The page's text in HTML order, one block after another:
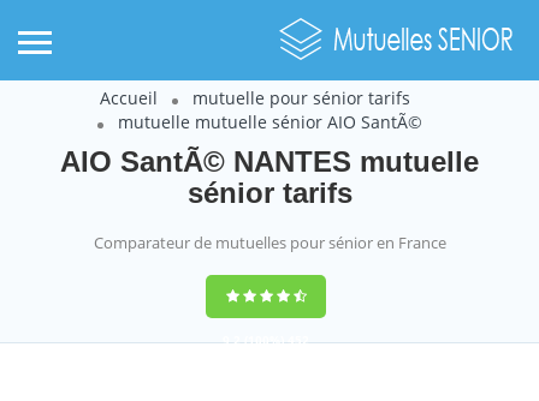
Accueil
mutuelle pour sénior tarifs
mutuelle mutuelle sénior AIO SantÃ©
AIO SantÃ© NANTES mutuelle
sénior tarifs
Comparateur de mutuelles pour sénior en France
9,2(100%)452